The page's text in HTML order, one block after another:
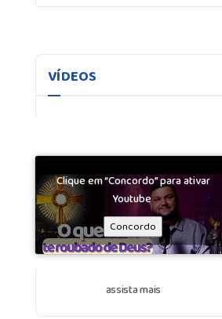
VÍDEOS
Clique em “Concordo” para ativar
Youtube
Concordo
assista mais